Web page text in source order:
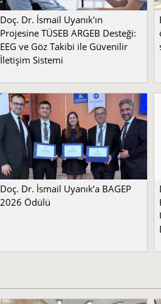
Doç. Dr. İsmail Uyanık'ın
Projesine TÜSEB ARGEB Desteği:
EEG ve Göz Takibi ile Güvenilir
İletişim Sistemi
Doç. Dr. İsmail Uyanık’a BAGEP
2026 Ödülü